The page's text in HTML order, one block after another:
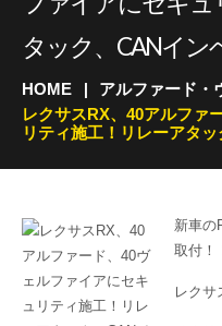
タック、CANイン
HOME
アルファード・
レクサスRX、40アルファ
リティ施工！リレーアタ
新車の
取付！
レクサ